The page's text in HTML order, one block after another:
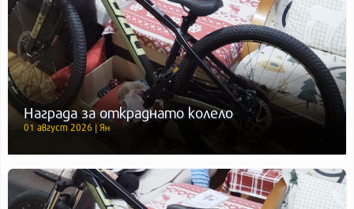
Награда за откраднато колело
01 август 2026 | Ян